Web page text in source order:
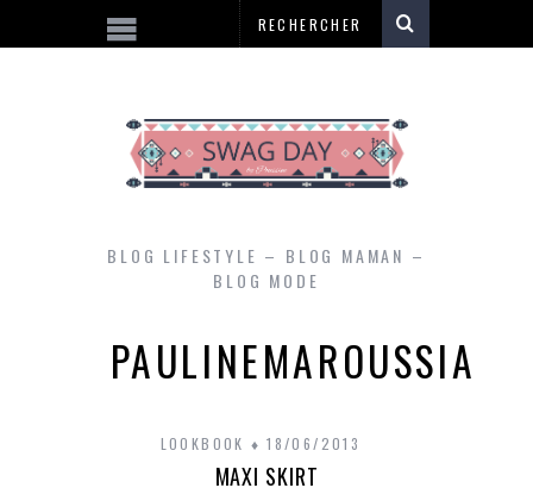
BLOG LIFESTYLE – BLOG MAMAN –
BLOG MODE
PAULINEMAROUSSIA
LOOKBOOK 18/06/2013
MAXI SKIRT